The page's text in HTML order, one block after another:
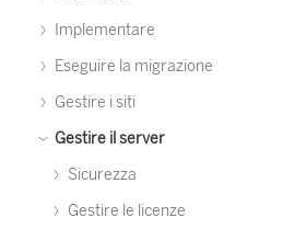
Implementare
Eseguire la migrazione
Gestire i siti
Gestire il server
Sicurezza
Gestire le licenze